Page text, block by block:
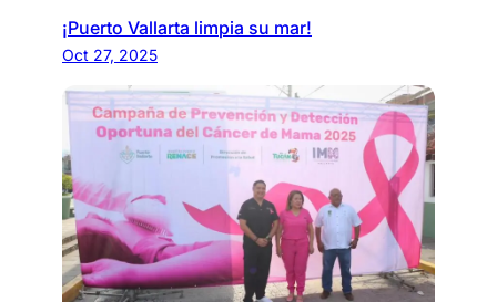
¡Puerto Vallarta limpia su mar!
Oct 27, 2025